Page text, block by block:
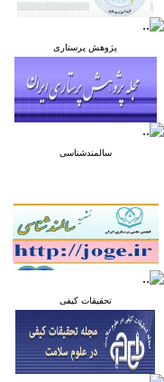
پژوهش پرستاری
سالمندشناسی
تحقیقات کیفی